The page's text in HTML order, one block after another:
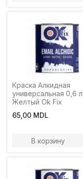
Краска Алкидная
универсальная 0,6 л,
Желтый Ok Fix
65,00 MDL
В корзину